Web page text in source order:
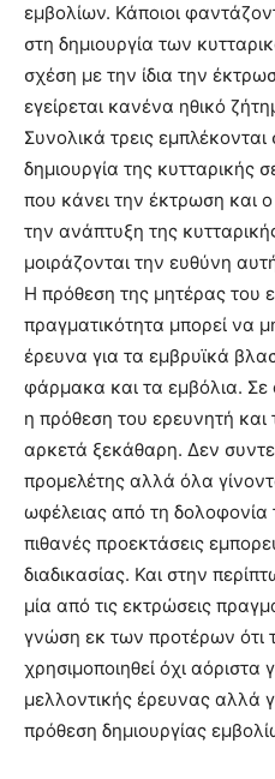
εμβολίων. Κάποιοι
στη δημιουργία των
σχέση με την ίδια την
εγείρεται κανένα ηθικό
Συνολικά τρεις
δημιουργία της κυτταρικής
που κάνει την έκτρωση και ο
την ανάπτυξη της
μοιράζονται την ευθύνη
Η πρόθεση της μητέρας του
πραγματικότητα μπορεί να
έρευνα για τα εμβρυϊκά
φάρμακα και τα εμβόλια. Σε
η πρόθεση του ερευνητή και
αρκετά ξεκάθαρη. Δεν
προμελέτης αλλά όλα
ωφέλειας από τη
πιθανές προεκτάσεις
διαδικασίας. Και στην
μία από τις εκτρώσεις
γνώση εκ των προτέρων ότι
χρησιμοποιηθεί όχι αόριστα
μελλοντικής έρευνας αλλά
πρόθεση δημιουργίας